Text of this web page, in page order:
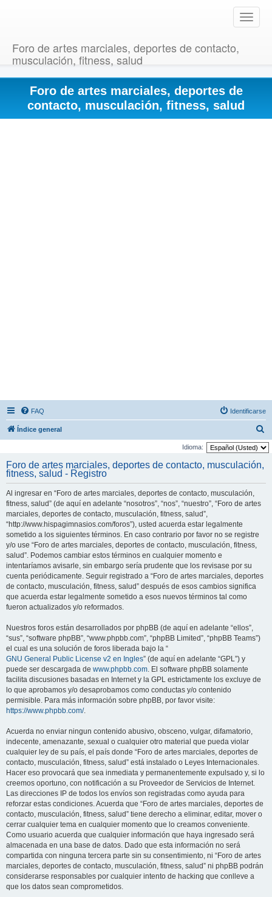
T
o
e
v
Foro de artes marciales, deportes de contacto,
musculación, fitness, salud
Foro de artes marciales, deportes de
contacto, musculación, fitness, salud
FAQ Identificarse
Índice general
u
Idioma:
Foro de artes marciales, deportes de contacto, musculación,
fitness, salud - Registro
Al ingresar en “Foro de artes marciales, deportes de contacto, musculación,
fitness, salud” (de aquí en adelante “nosotros”, “nos”, “nuestro”, “Foro de artes
marciales, deportes de contacto, musculación, fitness, salud”,
“http://www.hispagimnasios.com/foros”), usted acuerda estar legalmente
sometido a los siguientes términos. En caso contrario por favor no se registre
y/o use “Foro de artes marciales, deportes de contacto, musculación, fitness,
salud”. Podemos cambiar estos términos en cualquier momento e
intentaríamos avisarle, sin embargo sería prudente que los revisase por su
cuenta periódicamente. Seguir registrado a “Foro de artes marciales, deportes
de contacto, musculación, fitness, salud” después de esos cambios significa
que acuerda estar legalmente sometido a esos nuevos términos tal como
fueron actualizados y/o reformados.
Nuestros foros están desarrollados por phpBB (de aquí en adelante “ellos”,
“sus”, “software phpBB”, “www.phpbb.com”, “phpBB Limited”, “phpBB Teams”)
el cual es una solución de foros liberada bajo la “
GNU General Public License v2 en Ingles” (de aquí en adelante “GPL”) y
puede ser descargada de www.phpbb.com. El software phpBB solamente
facilita discusiones basadas en Internet y la GPL estrictamente los excluye de
lo que aprobamos y/o desaprobamos como conductas y/o contenido
permisible. Para más información sobre phpBB, por favor visite:
https://www.phpbb.com/.
Acuerda no enviar ningun contenido abusivo, obsceno, vulgar, difamatorio,
indecente, amenazante, sexual o cualquier otro material que pueda violar
cualquier ley de su país, el país donde “Foro de artes marciales, deportes de
contacto, musculación, fitness, salud” está instalado o Leyes Internacionales.
Hacer eso provocará que sea inmediata y permanentemente expulsado y, si lo
creemos oportuno, con notificación a su Proveedor de Servicios de Internet.
Las direcciones IP de todos los envíos son registradas como ayuda para
reforzar estas condiciones. Acuerda que “Foro de artes marciales, deportes de
contacto, musculación, fitness, salud” tiene derecho a eliminar, editar, mover o
cerrar cualquier tema en cualquier momento que lo creamos conveniente.
Como usuario acuerda que cualquier información que haya ingresado será
almacenada en una base de datos. Dado que esta información no será
compartida con ninguna tercera parte sin su consentimiento, ni “Foro de artes
marciales, deportes de contacto, musculación, fitness, salud” ni phpBB podrán
considerarse responsables por cualquier intento de hacking que conlleve a
que los datos sean comprometidos.